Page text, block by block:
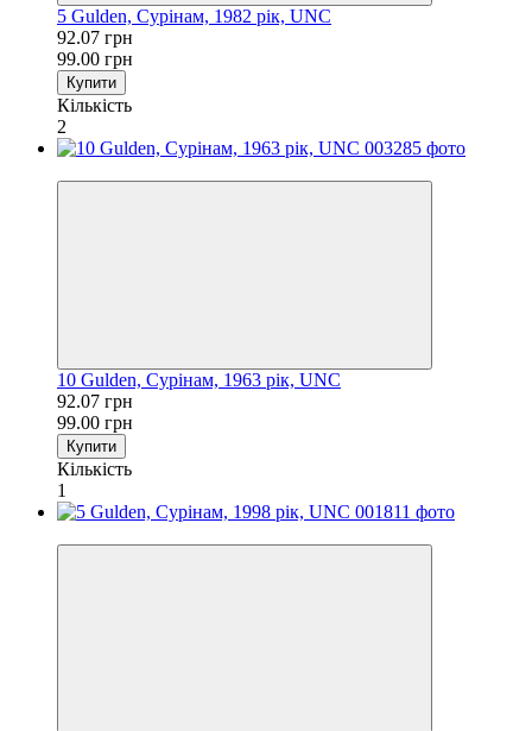
5 Gulden, Сурінам, 1982 рік, UNC
92.07 грн
99.00 грн
Купити
Кількість
2
10 Gulden, Сурінам, 1963 рік, UNC
92.07 грн
99.00 грн
Купити
Кількість
1